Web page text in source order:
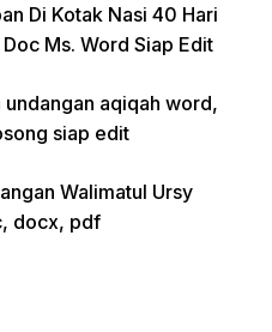
Di Kotak Nasi 40 Hari
Ms. Word Siap Edit
aqiqah word,
siap edit
Walimatul Ursy
docx, pdf